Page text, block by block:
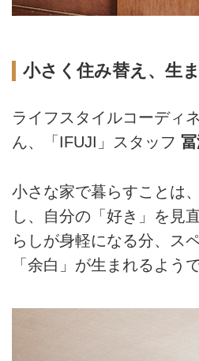
小さく住み替え、生
ライフスタイルコーディ
ん、「IFUJI」スタッフ
小さな家で暮らすことは
し、自分の「好き」を見
らしが身軽になる分、ス
「余白」が生まれるようで